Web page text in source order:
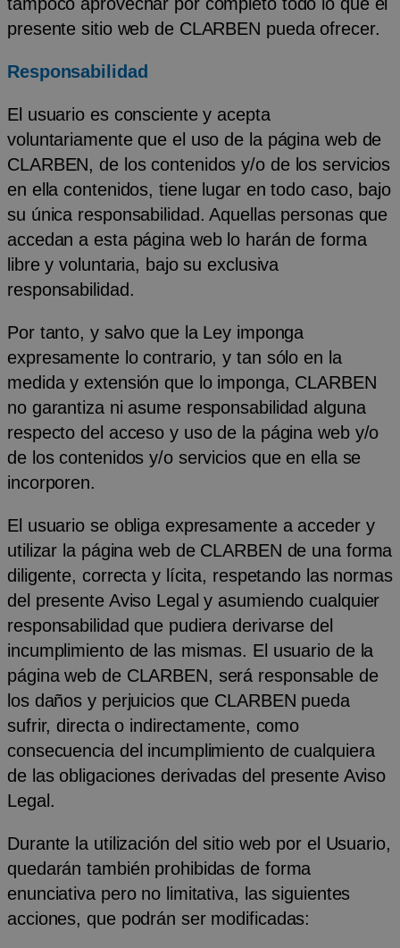
presente sitio web de CLARBEN pueda ofrecer.
Responsabilidad
El usuario es consciente y acepta
voluntariamente que el uso de la página web de
CLARBEN, de los contenidos y/o de los servicios
en ella contenidos, tiene lugar en todo caso, bajo
su única responsabilidad. Aquellas personas que
accedan a esta página web lo harán de forma
libre y voluntaria, bajo su exclusiva
responsabilidad.
Por tanto, y salvo que la Ley imponga
expresamente lo contrario, y tan sólo en la
medida y extensión que lo imponga, CLARBEN
no garantiza ni asume responsabilidad alguna
respecto del acceso y uso de la página web y/o
de los contenidos y/o servicios que en ella se
incorporen.
El usuario se obliga expresamente a acceder y
utilizar la página web de CLARBEN de una forma
diligente, correcta y lícita, respetando las normas
del presente Aviso Legal y asumiendo cualquier
responsabilidad que pudiera derivarse del
incumplimiento de las mismas. El usuario de la
página web de CLARBEN, será responsable de
los daños y perjuicios que CLARBEN pueda
sufrir, directa o indirectamente, como
consecuencia del incumplimiento de cualquiera
de las obligaciones derivadas del presente Aviso
Legal.
Durante la utilización del sitio web por el Usuario,
quedarán también prohibidas de forma
enunciativa pero no limitativa, las siguientes
acciones, que podrán ser modificadas: